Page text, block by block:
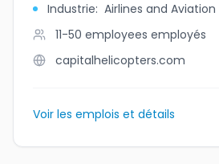
Industrie: Airlines and Aviation
11-50 employees employés
capitalhelicopters.com
Voir les emplois et détails